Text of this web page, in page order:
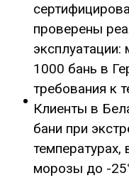
проверены
1000 бань в
требования к
Клиенты в
бани при
морозы до -